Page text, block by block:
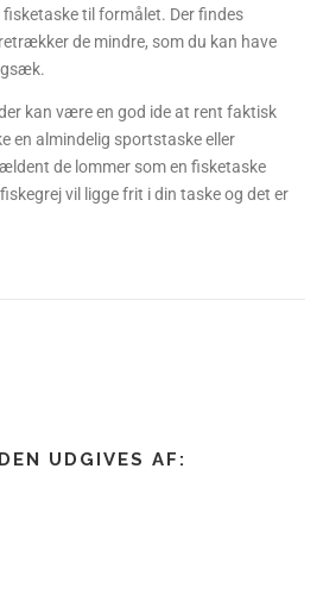
fisketaske til formålet. Der findes
de mindre, som du kan have
kan være en god ide at rent faktisk
en almindelig sportstaske eller
de lommer som en fisketaske
vil ligge frit i din taske og det er
UDGIVES AF: